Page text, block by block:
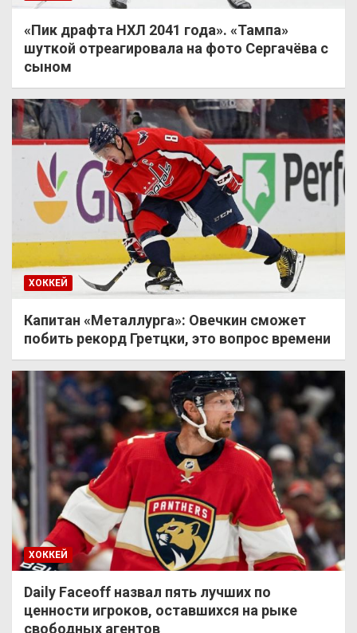
«Пик драфта НХЛ 2041 года». «Тампа»
шуткой отреагировала на фото Сергачёва с
сыном
ХОККЕЙ
Капитан «Металлурга»: Овечкин сможет
побить рекорд Гретцки, это вопрос времени
ХОККЕЙ
Daily Faceoff назвал пять лучших по
ценности игроков, оставшихся на рыке
свободных агентов